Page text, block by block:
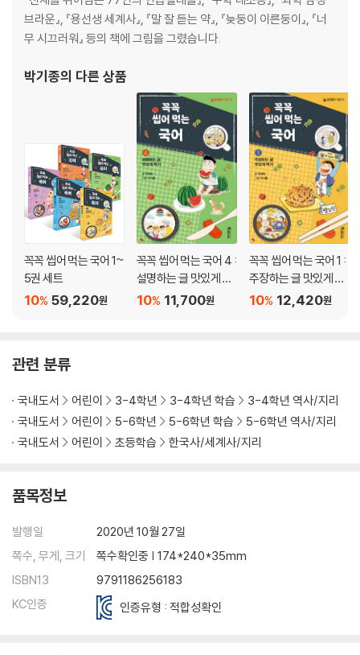
· 사로국 6촌은 어디일까?
· 박혁거세가 세운 나라, 그런데 왜 이후 임금들은 김 씨일까?
◆42년 : 금관가야 건국
인도 여인과 결혼한 가야 김수로왕 62
· 가야 문화와 아요디아(아유타) 문화는 얼마나 비슷할까?
· 인도 공주 허황옥은 최고 할머니
◆391년~412년 : 우리 역사의 영웅 광개토 대왕
진격의 광개토 대왕 70
· 고대 역사의 비밀을 품고 있는 광개토 대왕릉비
◆284년~552년 : 활발한 무역을 벌인 강대국 백제
고요하지만 강한 나라, 백제 74
· 고구려·백제·신라 문화는 어떻게 다를까?
· 무당을 믿은 사람들
◆42년~562년 : 가야 역사
우리가 잊은 나라, 가야 86
◆632년~897년 : 신라의 여왕
역사상 단 세 명의 신라 여왕들 92
◆660년 : 백제 멸망
의자왕은 정말 삼천 궁녀를 거느렸을까· 98
· 당나라로 끌려간 의자왕
브라운』, 『용선생 세계사』, 『말 잘 듣는 약』, 『늦둥이 이른둥이』, 『너
무 시끄러워』 등의 책에 그림을 그렸습니다.
박기종의 다른 상품
꼭꼭 씹어 먹는 국어 1~
5권 세트
59,220원
10%
꼭꼭 씹어 먹는 국어 4 :
설명하는 글 맛있게 먹
기
11,700원
10%
꼭꼭 씹어 먹는 국어 1 :
주장하는 글 맛있게 먹
기
12,420원
10%
관련 분류
국내도서 어린이 3-4학년 3-4학년 학습
3-4학년 역사/지리
국내도서
어린이 5-6학년 5-6학년 학습
5-6학년 역사/지리
국내도서
어린이 초등학습 한국사/세계사/지리
품목정보
발행일
2020년 10월 27일
쪽수, 무게, 크기
쪽수확인중 | 174*240*35mm
ISBN13
9791186256183
KC인증
인증유형 : 적합성확인